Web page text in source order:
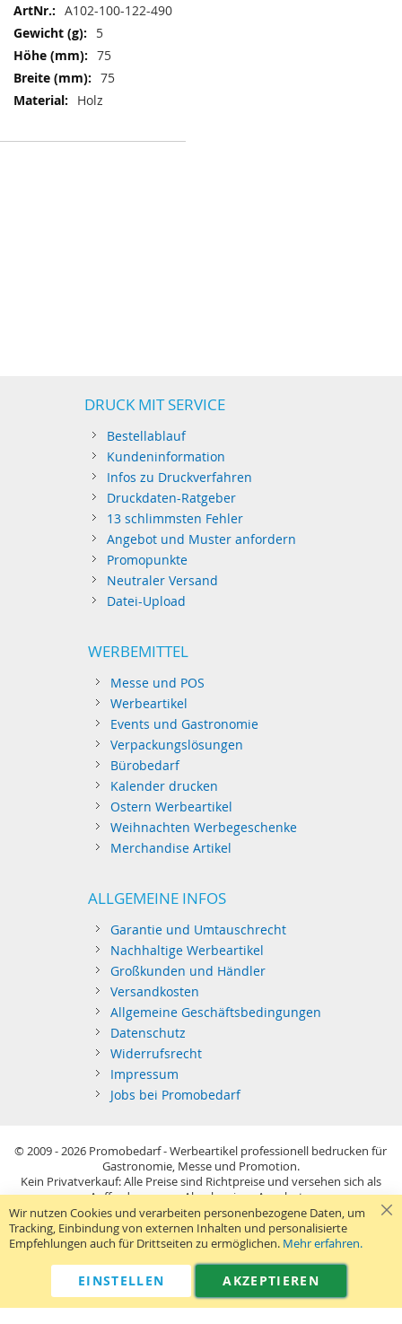
Weitere
Informationen
A102-100-122-490
5
75
75
Holz
DRUCK MIT SERVICE
Bestellablauf
Kundeninformation
Infos zu Druckverfahren
Druckdaten-Ratgeber
13 schlimmsten Fehler
Angebot und Muster anfordern
Promopunkte
Neutraler Versand
Datei-Upload
WERBEMITTEL
Messe und POS
Werbeartikel
Events und Gastronomie
Verpackungslösungen
Bürobedarf
Kalender drucken
Ostern Werbeartikel
Weihnachten Werbegeschenke
Merchandise Artikel
ALLGEMEINE INFOS
Garantie und Umtauschrecht
Nachhaltige Werbeartikel
Großkunden und Händler
Versandkosten
Allgemeine Geschäftsbedingungen
Datenschutz
Widerrufsrecht
Impressum
Jobs bei Promobedarf
© 2009 - 2026 Promobedarf - Werbeartikel professionell bedrucken für
Gastronomie, Messe und Promotion.
Kein Privatverkauf: Alle Preise sind Richtpreise und versehen sich als
Aufforderung zur Abgabe eines Angebots.
Sie richten sich nur an gewerblichen Bedarf (§14 BGB) im Sinne der
Preisangabenverordnung und verstehen sich netto zzgl. MwSt. USB-
Sticks: Tagespreise ggf. zzgl. Druckkosten und GEMA.
Telefon:040 38 63 12 40 Kontaktformular
Wir nutzen Cookies und verarbeiten personenbezogene Daten, um
Tracking, Einbindung von externen Inhalten und personalisierte
Empfehlungen auch für Drittseiten zu ermöglichen. Mehr erfahren.
AKZEPTIEREN
EINSTELLEN